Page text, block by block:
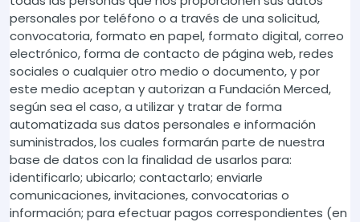
personales por teléfono o a través de una solicitud,
convocatoria, formato en papel, formato digital, correo
electrónico, forma de contacto de página web, redes
sociales o cualquier otro medio o documento, y por
este medio aceptan y autorizan a Fundación Merced,
según sea el caso, a utilizar y tratar de forma
automatizada sus datos personales e información
suministrados, los cuales formarán parte de nuestra
base de datos con la finalidad de usarlos para:
identificarlo; ubicarlo; contactarlo; enviarle
comunicaciones, invitaciones, convocatorias o
información; para efectuar pagos correspondientes (en